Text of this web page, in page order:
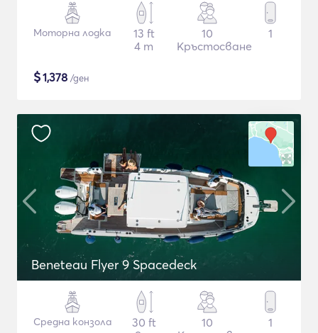
Моторна лодка
13 ft
4 m
10
Кръстосване
1
$1,378 /ден
Beneteau Flyer 9 Spacedeck
Средна конзола
30 ft
10
1